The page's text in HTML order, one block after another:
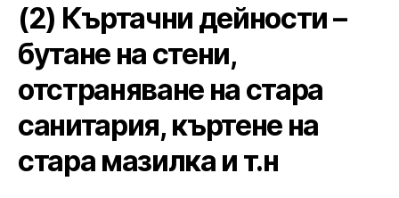
(2) Къртачни дейности –
бутане на стени,
отстраняване на стара
санитария, къртене на
стара мазилка и т.н